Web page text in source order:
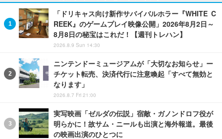
「ドリキャス向け新作サバイバルホラー『WHITE C
REEK』のゲームプレイ映像公開」2026年8月2日～
8月8日の秘宝はこれだ！【週刊トレハン】
2026.8.9 Sun 14:30
ニンテンドーミュージアムが「大切なお知らせ」ー
チケット転売、決済代行に注意喚起「すべて無効と
なります」
2026.8.7 Fri 21:00
実写映画「ゼルダの伝説」宿敵・ガノンドロフ役が
明らかに！故サム・ニールも出演と海外報道。最後
の映画出演のひとつに